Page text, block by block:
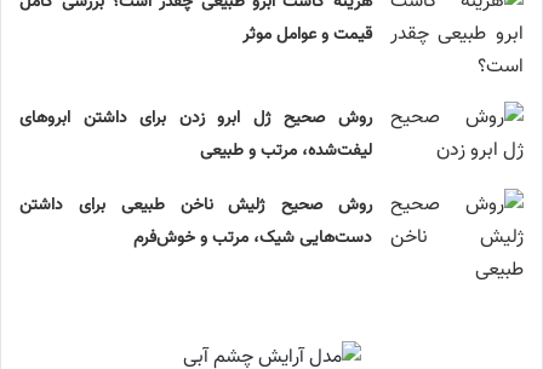
قیمت و عوامل موثر
روش صحیح ژل ابرو زدن برای داشتن ابروهای
لیفت‌شده، مرتب و طبیعی
روش صحیح ژلیش ناخن طبیعی برای داشتن
دست‌هایی شیک، مرتب و خوش‌فرم